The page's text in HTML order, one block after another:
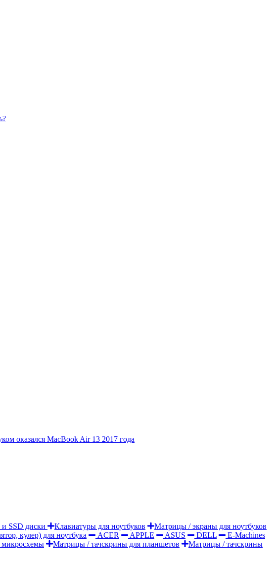
оказался MacBook Air 13 2017 года
SSD диски Клавиатуры для ноутбуков
Матрицы / экраны для ноутбуков
кулер) для ноутбука ACER APPLE ASUS DELL
E-Machines
Матрицы / тачскрины для планшетов
Матрицы / тачскрины